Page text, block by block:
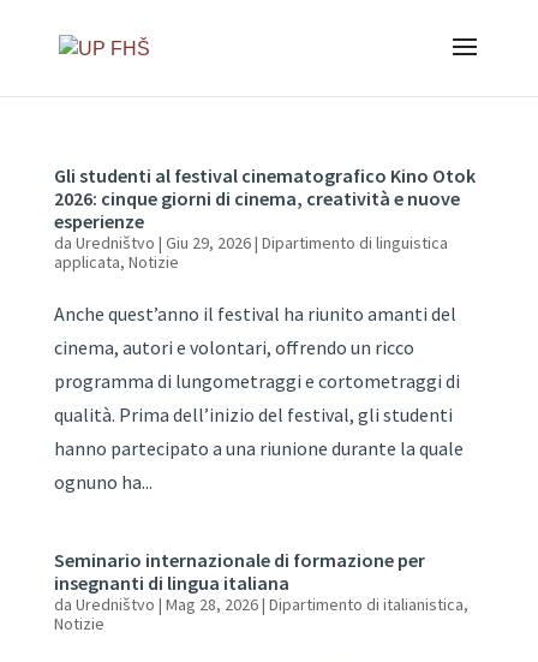
Gli studenti al festival cinematografico Kino Otok
2026: cinque giorni di cinema, creatività e nuove
esperienze
da Uredništvo | Giu 29, 2026| Dipartimento di linguistica
applicata, Notizie
Anche quest’anno il festival ha riunito amanti del
cinema, autori e volontari, offrendo un ricco
programma di lungometraggi e cortometraggi di
qualità. Prima dell’inizio del festival, gli studenti
hanno partecipato a una riunione durante la quale
ognuno ha...
Seminario internazionale di formazione per
insegnanti di lingua italiana
da Uredništvo | Mag 28, 2026| Dipartimento di italianistica,
Notizie